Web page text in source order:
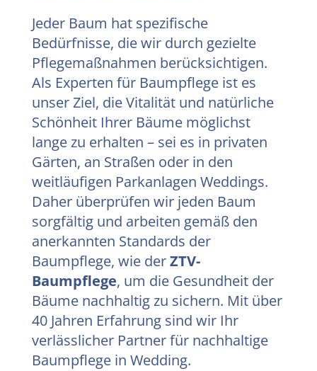
Jeder Baum hat spezifische
Bedürfnisse, die wir durch gezielte
Pflegemaßnahmen berücksichtigen.
Als Experten für Baumpflege ist es
unser Ziel, die Vitalität und natürliche
Schönheit Ihrer Bäume möglichst
lange zu erhalten – sei es in privaten
Gärten, an Straßen oder in den
weitläufigen Parkanlagen Weddings.
Daher überprüfen wir jeden Baum
sorgfältig und arbeiten gemäß den
anerkannten Standards der
Baumpflege, wie derZTV-
Baumpflege, um die Gesundheit der
Bäume nachhaltig zu sichern. Mit über
40 Jahren Erfahrung sind wir Ihr
verlässlicher Partner für nachhaltige
Baumpflege in Wedding.